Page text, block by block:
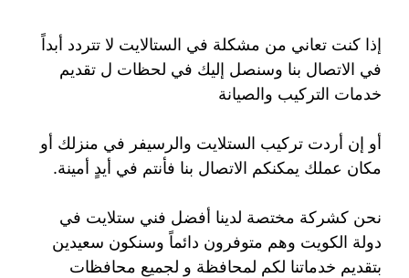
إذا كنت تعاني من مشكلة في الستالايت لا تتردد أبداً
في الاتصال بنا وسنصل إليك في لحظات ل تقديم
خدمات التركيب والصيانة
أو إن أردت تركيب الستلايت والرسيفر في منزلك أو
مكان عملك يمكنكم الاتصال بنا فأنتم في أيدٍ أمينة.
نحن كشركة مختصة لدينا أفضل فني ستلايت في
دولة الكويت وهم متوفرون دائماً وسنكون سعيدين
بتقديم خدماتنا لكم لمحافظة و لجميع محافظات